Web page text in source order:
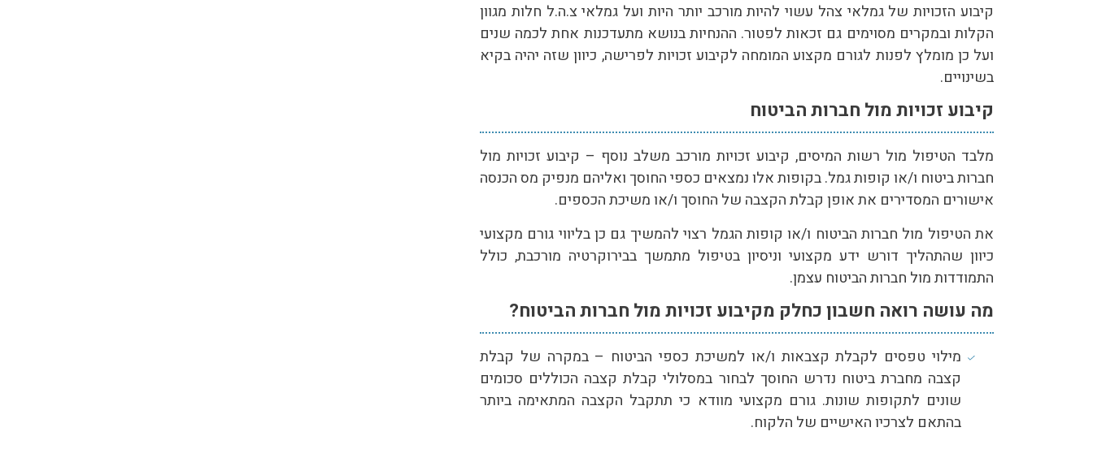
קיבוע הזכויות של גמלאי צהל עשוי להיות מורכב יותר היות ועל גמלאי צ.ה.ל חלות מגוון
הקלות ובמקרים מסוימים גם זכאות לפטור. ההנחיות בנושא מתעדכנות אחת לכמה שנים
ועל כן מומלץ לפנות לגורם מקצוע המומחה לקיבוע זכויות לפרישה, כיוון שזה יהיה בקיא
בשינויים.
קיבוע זכויות מול חברות הביטוח
מלבד הטיפול מול רשות המיסים, קיבוע זכויות מורכב משלב נוסף – קיבוע זכויות מול
חברות ביטוח ו/או קופות גמל. בקופות אלו נמצאים כספי החוסך ואליהם מנפיק מס הכנסה
אישורים המסדירים את אופן קבלת הקצבה של החוסך ו/או משיכת הכספים.
את הטיפול מול חברות הביטוח ו/או קופות הגמל רצוי להמשיך גם כן בליווי גורם מקצועי
כיוון שהתהליך דורש ידע מקצועי וניסיון בטיפול מתמשך בבירוקרטיה מורכבת, כולל
התמודדות מול חברות הביטוח עצמן.
מה עושה רואה חשבון כחלק מקיבוע זכויות מול חברות הביטוח?
מילוי טפסים לקבלת קצבאות ו/או למשיכת כספי הביטוח – במקרה של קבלת
קצבה מחברת ביטוח נדרש החוסך לבחור במסלולי קבלת קצבה הכוללים סכומים
שונים לתקופות שונות. גורם מקצועי מוודא כי תתקבל הקצבה המתאימה ביותר
בהתאם לצרכיו האישיים של הלקוח.